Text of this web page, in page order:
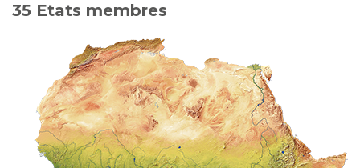
35 Etats membres